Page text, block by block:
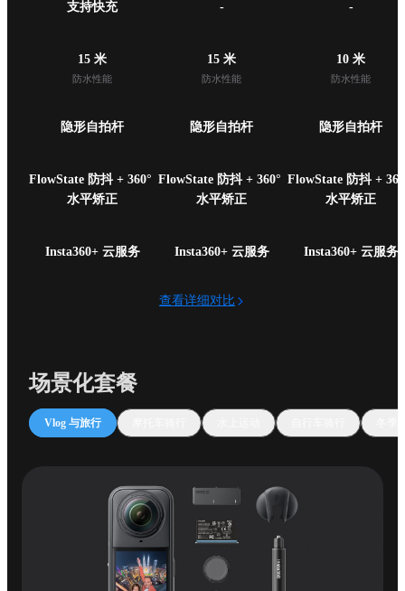
支持快充 - -
15 米
防水性能
15 米
防水性能
10 米
防水性能
隐形自拍杆 隐形自拍杆 隐形自拍杆
FlowState 防抖 + 360°
水平矫正
FlowState 防抖 + 360°
水平矫正
FlowState 防抖 +
水平矫正
Insta360+ 云服务 Insta360+ 云服务 Insta360+ 云服务
查看详细对比
场景化套餐
Vlog 与旅行